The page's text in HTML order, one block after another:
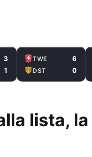
3
1
TWE 6
DST 0
lista,